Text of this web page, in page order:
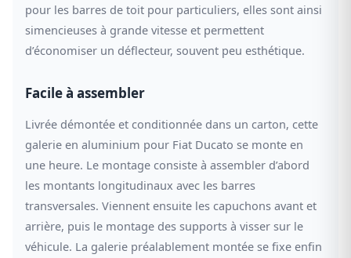
pour les barres de toit pour particuliers, elles sont ainsi
simencieuses à grande vitesse et permettent
d’économiser un déflecteur, souvent peu esthétique.
Facile à assembler
Livrée démontée et conditionnée dans un carton, cette
galerie en aluminium pour Fiat Ducato se monte en
une heure. Le montage consiste à assembler d’abord
les montants longitudinaux avec les barres
transversales. Viennent ensuite les capuchons avant et
arrière, puis le montage des supports à visser sur le
véhicule. La galerie préalablement montée se fixe enfin